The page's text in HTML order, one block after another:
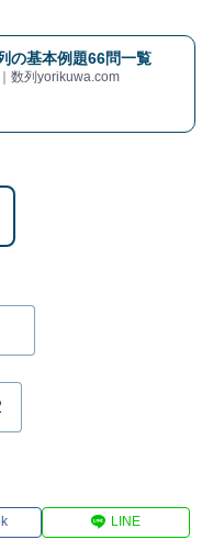
の基本例題66問一覧
数列yorikuwa.com
LINE